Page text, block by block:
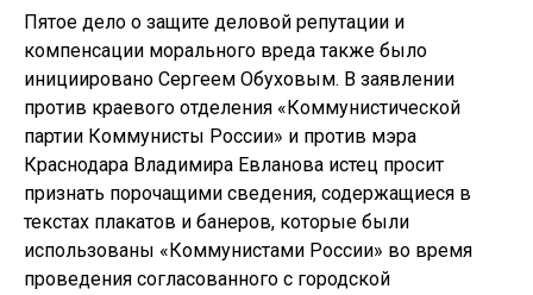
Пятое дело о защите деловой репутации и
компенсации морального вреда также было
инициировано Сергеем Обуховым. В заявлении
против краевого отделения «Коммунистической
партии Коммунисты России» и против мэра
Краснодара Владимира Евланова истец просит
признать порочащими сведения, содержащиеся в
текстах плакатов и банеров, которые были
использованы «Коммунистами России» во время
проведения согласованного с городской